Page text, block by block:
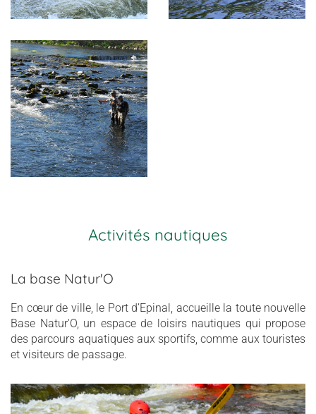
Activités nautiques
La base Natur'O
En cœur de ville, le Port d’Epinal, accueille la toute nouvelle
Base Natur'O, un espace de loisirs nautiques qui propose
des parcours aquatiques aux sportifs, comme aux touristes
et visiteurs de passage.